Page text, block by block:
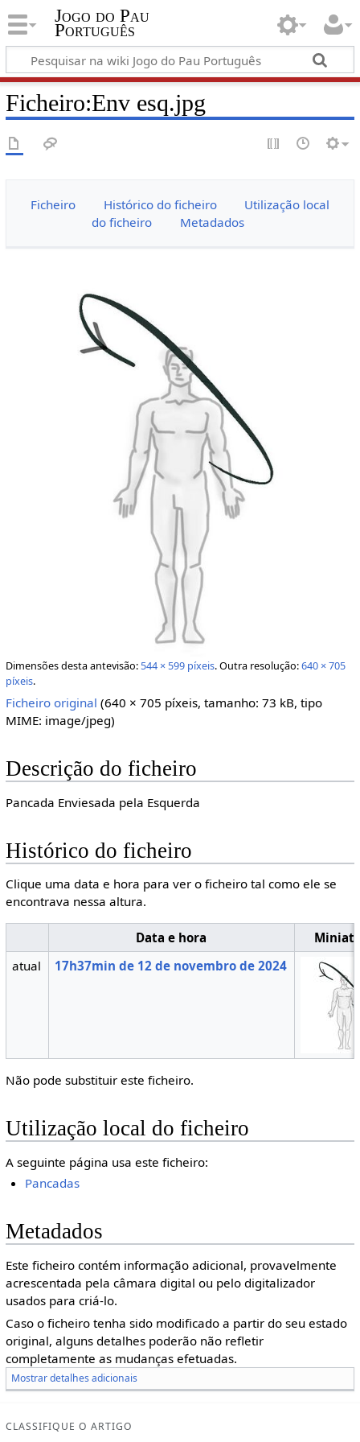
Jogo do Pau
Português
Ficheiro:Env esq.jpg
Ficheiro Histórico do ficheiro
Utilização local
do ficheiro
Metadados
Dimensões desta antevisão:544 × 599 píxeis.Outra resolução:640 × 705
píxeis.
Ficheiro original (640 × 705 píxeis, tamanho: 73 kB, tipo
MIME: image/jpeg)
Descrição do ficheiro
Pancada Enviesada pela Esquerda
Histórico do ficheiro
Clique uma data e hora para ver o ficheiro tal como ele se
encontrava nessa altura.
Data e hora
atual
17h37min de 12 de novembro de 2024
Não pode substituir este ficheiro.
Utilização local do ficheiro
A seguinte página usa este ficheiro:
Pancadas
Metadados
Este ficheiro contém informação adicional, provavelmente
acrescentada pela câmara digital ou pelo digitalizador
usados para criá-lo.
Caso o ficheiro tenha sido modificado a partir do seu estado
original, alguns detalhes poderão não refletir
completamente as mudanças efetuadas.
Mostrar detalhes adicionais
CLASSIFIQUE O ARTIGO